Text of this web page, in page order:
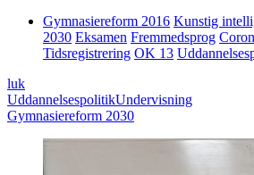
Gymnasiereform 2016 Kunstig
2030 Eksamen Fremmedsprog
Tidsregistrering OK 13
luk
UddannelsespolitikUndervisning
Gymnasiereform 2030